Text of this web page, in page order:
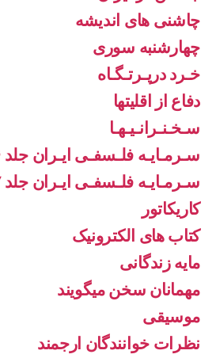
چاشنی های اندیشه
چهارشنبه سوری
خـرد درپـرتـگـاه
دفاع از اقليتها
سـخـنـرانـیـهـا
سـرمـایـه فلـسفـی ایـران جلد ۶
سـرمـایـه فلـسفـی ایـران جلد ۷
کاریکاتور
کتاب های الکترونیک
مایه زندگانی
مهمانان سخن میگویند
موسیقی
نظرات خوانندگان ارجمند